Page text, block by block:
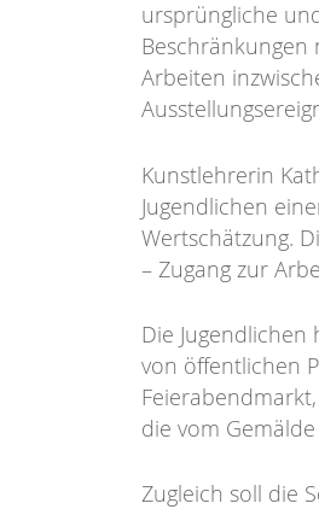
ursprüngliche
Beschränkungen
Arbeiten
Kunstlehrerin
Jugendlichen
Wertschätzung.
– Zugang zur
Die
von öffentlichen
die vom
Zugleich soll die